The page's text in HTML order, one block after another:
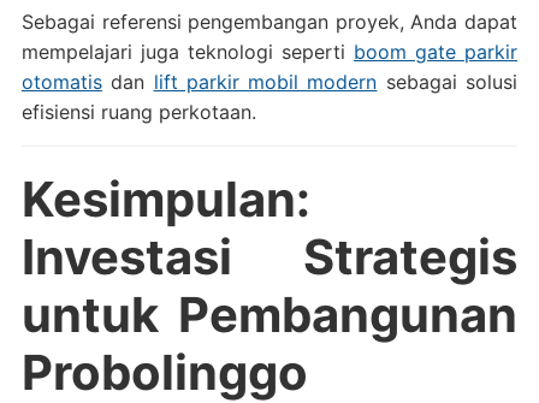
Sebagai referensi pengembangan proyek, Anda dapat
mempelajari juga teknologi seperti boom gate parkir
otomatisdan lift parkir mobil modern sebagai solusi
efisiensi ruang perkotaan.
Kesimpulan:
Investasi Strategis
untuk Pembangunan
Probolinggo